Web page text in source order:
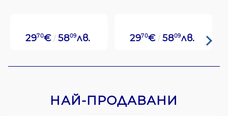
2970€ 5809лв. 2970€ 5809лв.
НАЙ-ПРОДАВАНИ